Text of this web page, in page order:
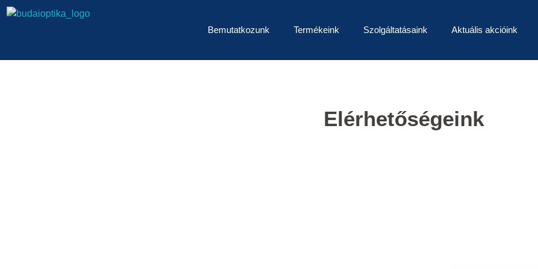
Bemutatkozunk Termékeink Szolgáltatásaink Aktuális akcióink
Elérhetőségeink